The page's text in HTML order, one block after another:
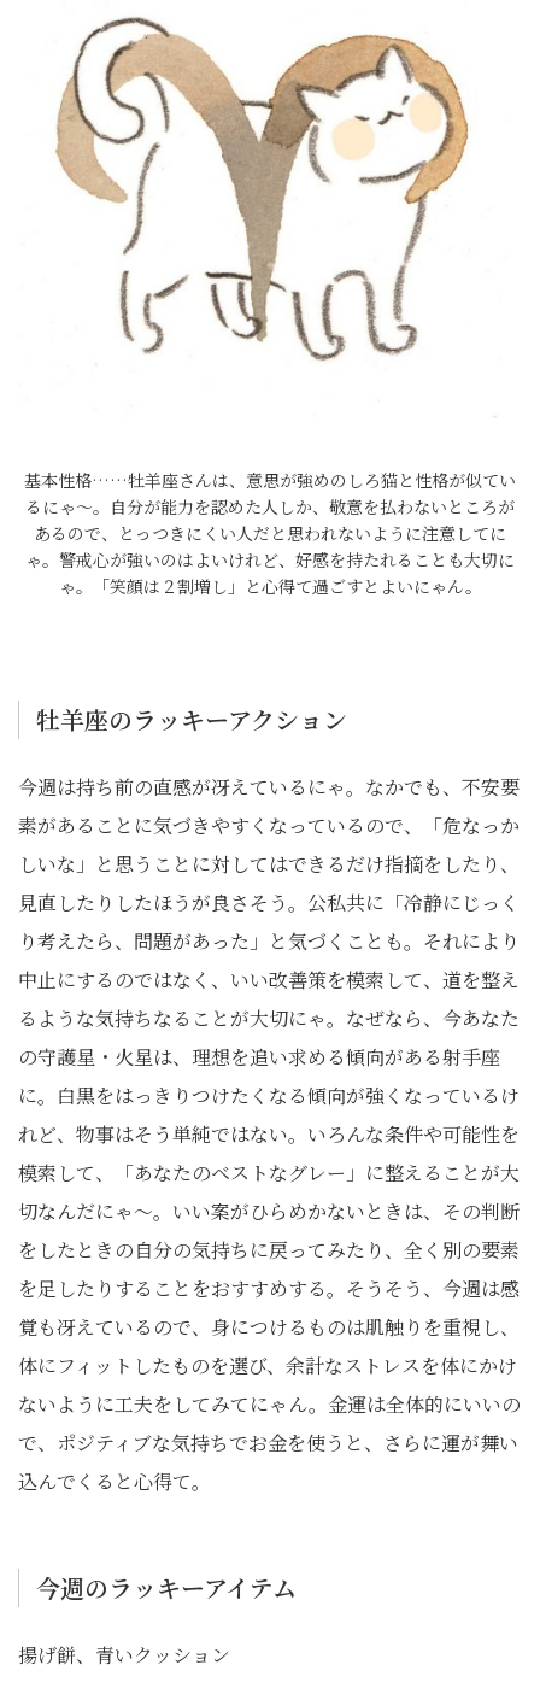
基本性格……牡羊座さんは、意思が強めのしろ猫と性格が似てい
るにゃ～。自分が能力を認めた人しか、敬意を払わないところが
あるので、とっつきにくい人だと思われないように注意してに
ゃ。警戒心が強いのはよいけれど、好感を持たれることも大切に
ゃ。「笑顔は２割増し」と心得て過ごすとよいにゃん。
牡羊座のラッキーアクション
今週は持ち前の直感が冴えているにゃ。なかでも、不安要
素があることに気づきやすくなっているので、「危なっか
しいな」と思うことに対してはできるだけ指摘をしたり、
見直したりしたほうが良さそう。公私共に「冷静にじっく
り考えたら、問題があった」と気づくことも。それにより
中止にするのではなく、いい改善策を模索して、道を整え
るような気持ちなることが大切にゃ。なぜなら、今あなた
の守護星・火星は、理想を追い求める傾向がある射手座
に。白黒をはっきりつけたくなる傾向が強くなっているけ
れど、物事はそう単純ではない。いろんな条件や可能性を
模索して、「あなたのベストなグレー」に整えることが大
切なんだにゃ〜。いい案がひらめかないときは、その判断
をしたときの自分の気持ちに戻ってみたり、全く別の要素
を足したりすることをおすすめする。そうそう、今週は感
覚も冴えているので、身につけるものは肌触りを重視し、
体にフィットしたものを選び、余計なストレスを体にかけ
ないように工夫をしてみてにゃん。金運は全体的にいいの
で、ポジティブな気持ちでお金を使うと、さらに運が舞い
込んでくると心得て。
今週のラッキーアイテム
揚げ餅、青いクッション